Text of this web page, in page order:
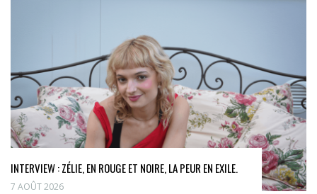
INTERVIEW : ZÉLIE, EN ROUGE ET NOIRE, LA PEUR EN EXILE.
7 AOÛT 2026